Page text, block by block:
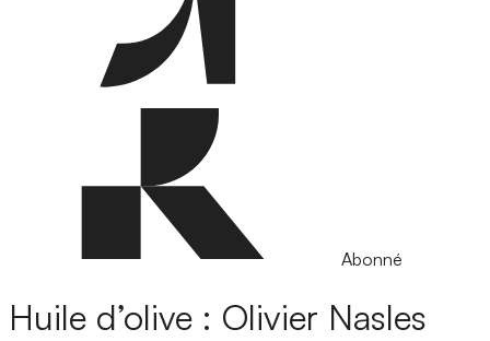
Abonné
Huile d’olive : Olivier Nasles